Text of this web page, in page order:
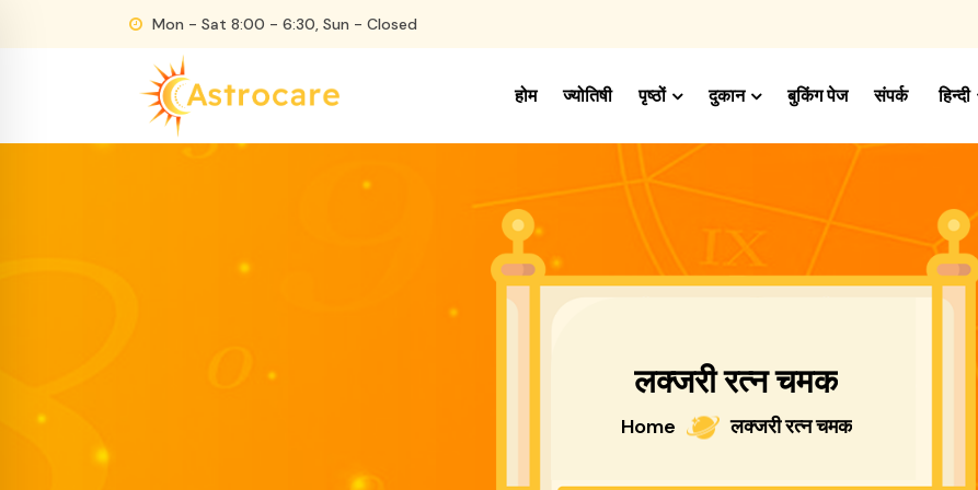
Mon - Sat 8:00 - 6:30, Sun - Closed
होम ज्योतिषी पृष्ठों दुकान बुकिंग पेज संपर्क हिन्दी
लक्जरी रत्न चमक
Home लक्जरी रत्न चमक